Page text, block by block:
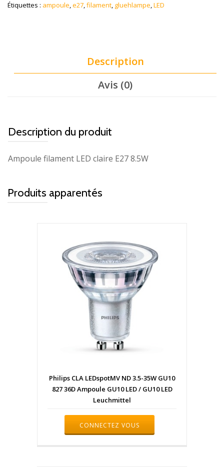
Étiquettes : ampoule,e27,filament, gluehlampe,LED
Description
Avis (0)
Description du produit
Ampoule filament LED claire E27 8.5W
Produits apparentés
Philips CLA LEDspotMV ND 3.5-35W GU10
827 36D Ampoule GU10 LED / GU10 LED
Leuchmittel
CONNECTEZ VOUS